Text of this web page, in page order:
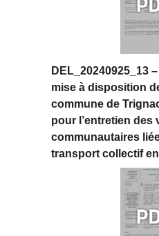
DEL_20240925_13
mise à disposition
commune de
pour l’entretien des
communautaires
transport collectif